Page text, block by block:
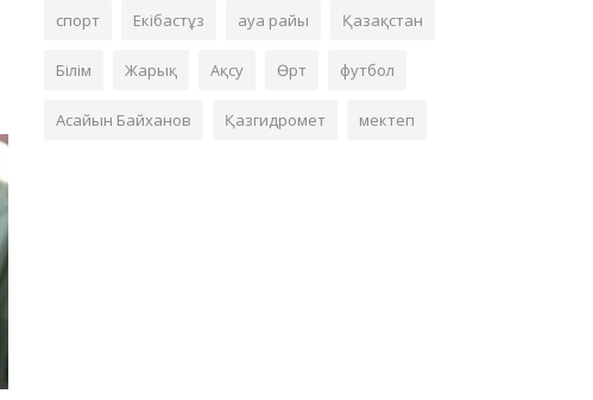
спорт Екібастұз ауа райы Қазақстан
Білім Жарық Ақсу Өрт футбол
Асайын Байханов Қазгидромет мектеп